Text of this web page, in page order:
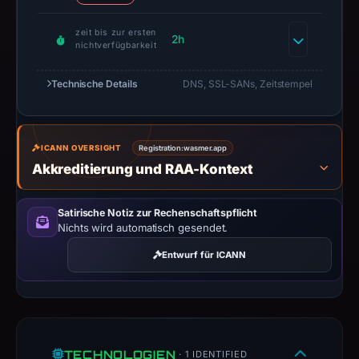
Context:
Squarespace
Domains
II
LLC.,
IP
address
62.210.172.147,
registration
date
Apr
2026,
target
zeit bis zur ersten
nichtverfügbarkeit
2h
Technische Details DNS, SSL-SANs, Zeitstempel
ICANN OVERSIGHT Registration:wasmer.app
Akkreditierung und RAA-Kontext
Satirische Notiz zur Rechenschaftspflicht
Nichts wird automatisch gesendet.
Entwurf für ICANN
TECHNOLOGIEN · 1 IDENTIFIED